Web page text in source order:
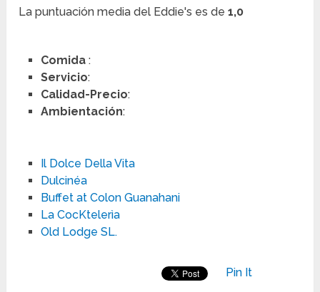
La puntuación media del Eddie's es de1,0
Comida:
Servicio:
Calidad-Precio:
Ambientación:
Il Dolce Della Vita
Dulcinéa
Buffet at Colon Guanahani
La CocKtelerìa
Old Lodge SL.
Pin It